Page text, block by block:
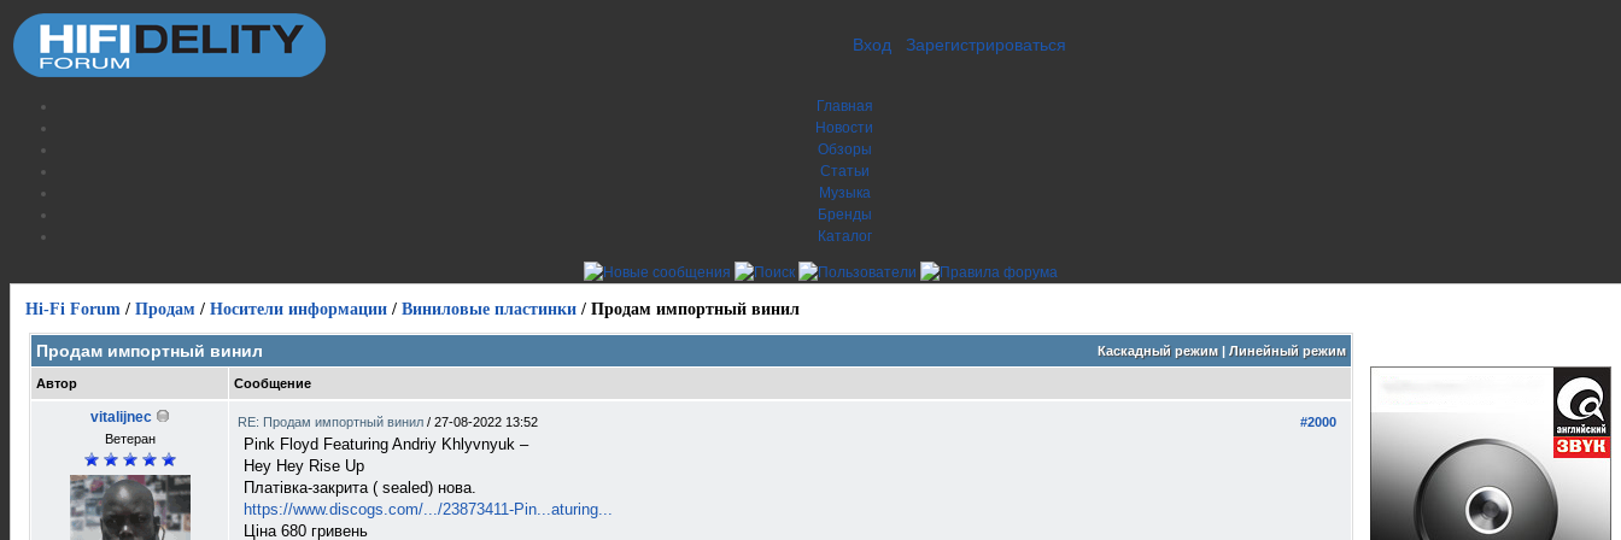
Вход Зарегистрироваться
Главная
Новости
Обзоры
Статьи
Музыка
Бренды
Каталог
Hi-Fi Forum / Продам / Носители информации / Виниловые пластинки / Продам импортный винил
Каскадный режим| Линейный режим
Продам импортный винил
Автор Сообщение
vitalijnec
Ветеран
#2000
RE: Продам импортный винил / 27-08-2022 13:52
Pink Floyd Featuring Andriy Khlyvnyuk –
Hey Hey Rise Up
Платівка-закрита ( sealed) нова.
https://www.discogs.com/.../23873411-Pin...aturing...
Ціна 680 гривень